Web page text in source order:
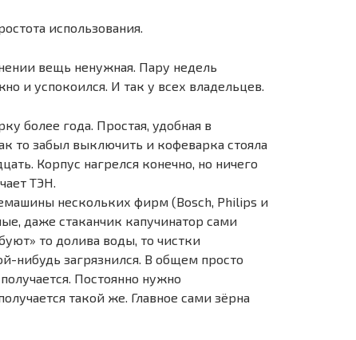
использования.
вещь ненужная. Пару недель
и успокоился. И так у всех владельцев.
более года. Простая, удобная в
то забыл выключить и кофеварка стояла
Корпус нагрелся конечно, но ничего
ТЭН.
нескольких фирм (Bosch, Philips и
даже стаканчик капучинатор сами
то долива воды, то чистки
нибудь загрязнился. В общем просто
Постоянно нужно
такой же. Главное сами зёрна